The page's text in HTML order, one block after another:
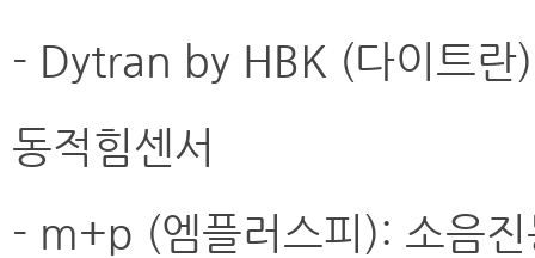
- Dytran by HBK (다이트란
동적힘센서
- m+p (엠플러스피): 소음